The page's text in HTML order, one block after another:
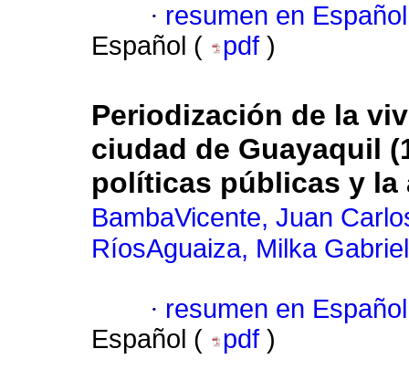
· resumen en Español
Español (
pdf )
Periodización de la
ciudad de Guayaquil
políticas públicas y la
BambaVicente, Juan
RíosAguaiza, Milka
· resumen en Español
Español (
pdf )